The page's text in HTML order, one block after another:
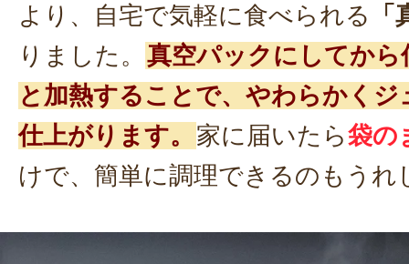
より、自宅で気軽に食べられる
りました。 真空パックにしてか
と加熱することで、やわらかくジ
仕上がります。 家に届いたら袋の
けで、簡単に調理できるのもうれ